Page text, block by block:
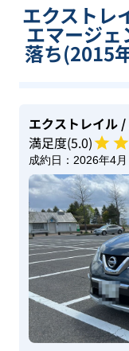
エクストレ
エマージ
落ち(2015
エクストレイル /
満足度(5.0)
成約日： 2026年4月